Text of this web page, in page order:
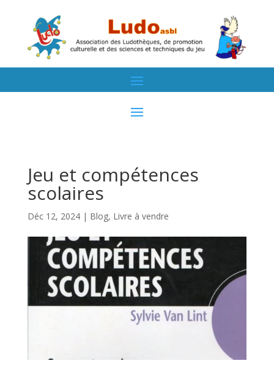
Jeu et compétences
scolaires
Déc 12, 2024| Blog, Livre à vendre